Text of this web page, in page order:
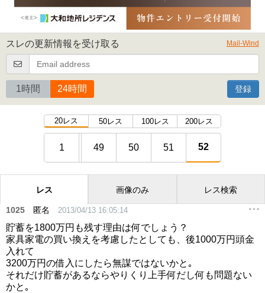
スレの更新情報を受け取る Mail-Wind
1時間 24時間 登録
20レス 50レス 100レス 200レス
1 49 50 51 52
レス 画像のみ レス検索
1025 匿名 2013/04/13 16:05:14
貯蓄を1800万円も残す理由は何でしょう？
家具家電の買い換えを考慮したとしても、後1000万円頭金
入れて
3200万円の借入にしたら無謀ではないかと｡
それだけ貯蓄があるならやりくり上手何だし何も問題ない
かと｡